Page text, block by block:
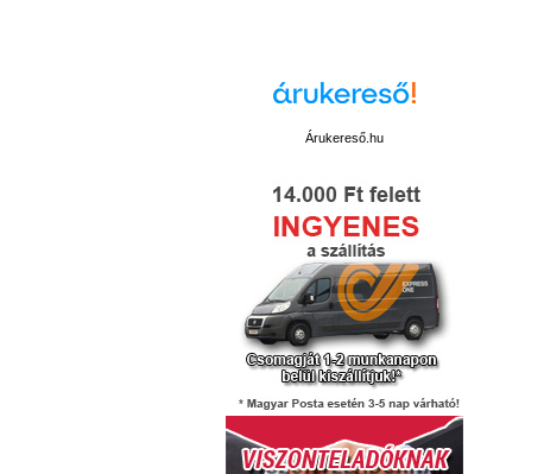
Árukereső.hu